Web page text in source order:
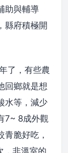
助與輔導
縣府積極開
了，有些農
回鄉就是想
水等，減少
7~ 8成外觀
脆好吃，